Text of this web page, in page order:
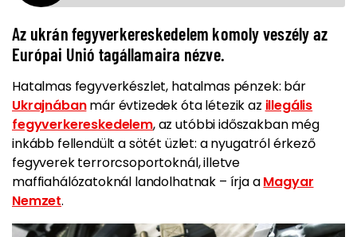
Az ukrán fegyverkereskedelem komoly veszély az
Európai Unió tagállamaira nézve.
Hatalmas fegyverkészlet, hatalmas pénzek: bár
Ukrajnábanmár évtizedek óta létezik az illegális
fegyverkereskedelem, az utóbbi időszakban még
inkább fellendült a sötét üzlet: a nyugatról érkező
fegyverek terrorcsoportoknál, illetve
maffiahálózatoknál landolhatnak – írja aMagyar
Nemzet.